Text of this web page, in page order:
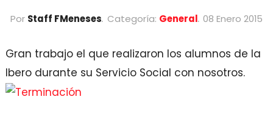
Por Staff FMeneses Categoría: General 08 Enero 2015
Gran trabajo el que realizaron los alumnos de la
Ibero durante su Servicio Social con nosotros.